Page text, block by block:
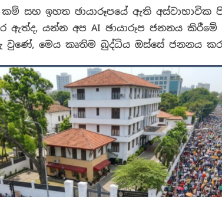
සහ ඉහත ඡායාරූපයේ ඇති අස්වාභාවික
ඇත්ද, යන්න අප AI ඡායාරූප ජනනය කිරීමේ
මෙය කෘතිම බුද්ධිය ඔස්සේ ජනනය